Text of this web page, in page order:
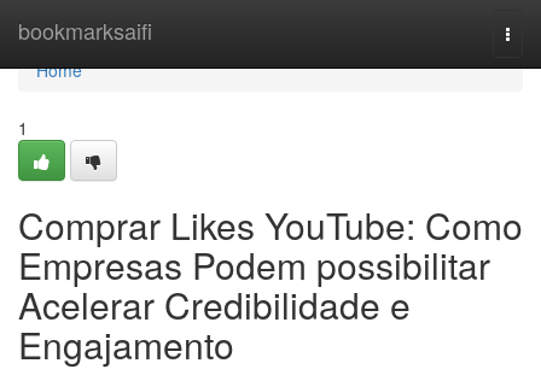
bookmarksaifi
Home
Home
1
Comprar Likes YouTube: Como
Empresas Podem possibilitar
Acelerar Credibilidade e
Engajamento